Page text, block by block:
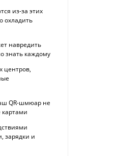
из-за этих
охладить
навредить
знать каждому
центров,
QR-шмюар не
картами
зарядки и